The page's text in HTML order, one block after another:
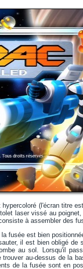
(l'écran titre
laser vissé au
à assembler des
fusée est bien
il est bien obligé de
au sol. Lorsqu'il
au-dessus de la
de la fusée sont en